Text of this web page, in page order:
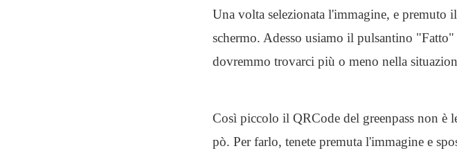
Una volta selezionata l'immagine, e
schermo. Adesso usiamo il pulsantino
dovremmo trovarci più o meno nella
Così piccolo il QRCode del greenpass non
pò. Per farlo, tenete premuta l'immagine e